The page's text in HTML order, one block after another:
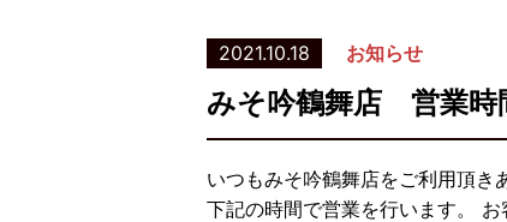
2021.10.18 お知らせ
みそ吟鶴舞店 営業時
いつもみそ吟鶴舞店をご利用頂き
下記の時間で営業を行います。